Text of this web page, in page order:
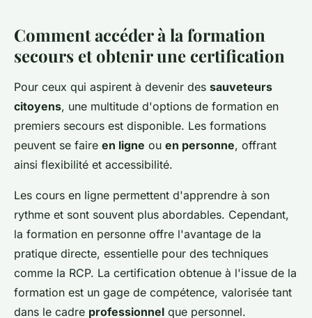
Comment accéder à la formation
secours et obtenir une certification
Pour ceux qui aspirent à devenir des sauveteurs
citoyens, une multitude d'options de formation en
premiers secours est disponible. Les formations
peuvent se faire en ligne ou en personne, offrant
ainsi flexibilité et accessibilité.
Les cours en ligne permettent d'apprendre à son
rythme et sont souvent plus abordables. Cependant,
la formation en personne offre l'avantage de la
pratique directe, essentielle pour des techniques
comme la RCP. La certification obtenue à l'issue de la
formation est un gage de compétence, valorisée tant
dans le cadre professionnel que personnel.